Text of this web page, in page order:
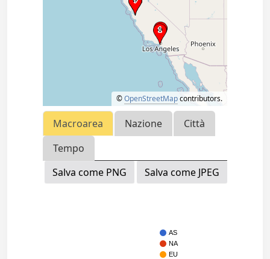
©OpenStreetMapcontributors.
Macroarea Nazione
Città
Tempo
Salva come PNG
Salva come JPEG
AS
NA
EU